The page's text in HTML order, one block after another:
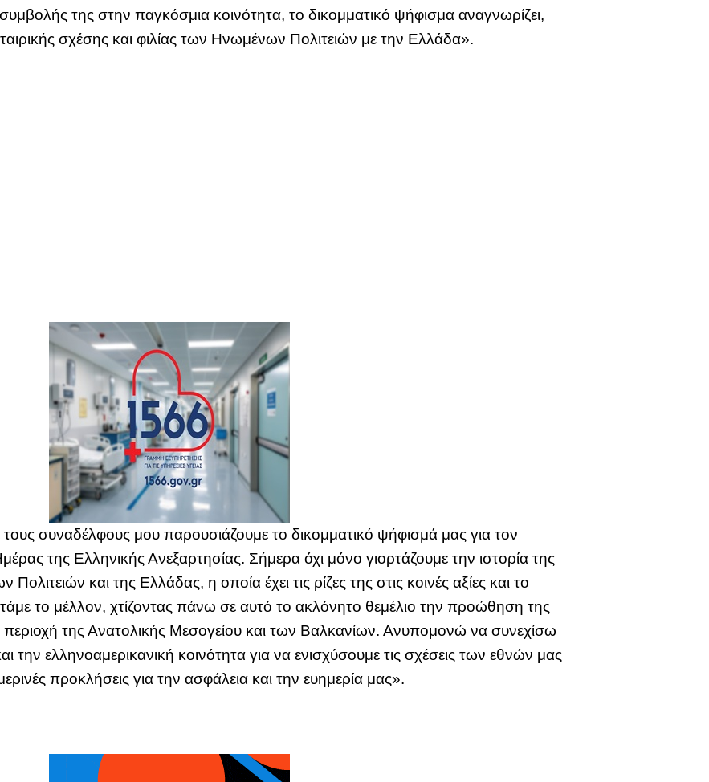
της στην παγκόσμια κοινότητα, το δικομματικό ψήφισμα αναγνωρίζει,
σχέσης και φιλίας των Ηνωμένων Πολιτειών με την Ελλάδα».
τους συναδέλφους μου παρουσιάζουμε το δικομματικό ψήφισμά μας για τον
της Ελληνικής Ανεξαρτησίας. Σήμερα όχι μόνο γιορτάζουμε την ιστορία της
και της Ελλάδας, η οποία έχει τις ρίζες της στις κοινές αξίες και το
το μέλλον, χτίζοντας πάνω σε αυτό το ακλόνητο θεμέλιο την προώθηση της
περιοχή της Ανατολικής Μεσογείου και των Βαλκανίων. Ανυπομονώ να συνεχίσω
την ελληνοαμερικανική κοινότητα για να ενισχύσουμε τις σχέσεις των εθνών μας
προκλήσεις για την ασφάλεια και την ευημερία μας».